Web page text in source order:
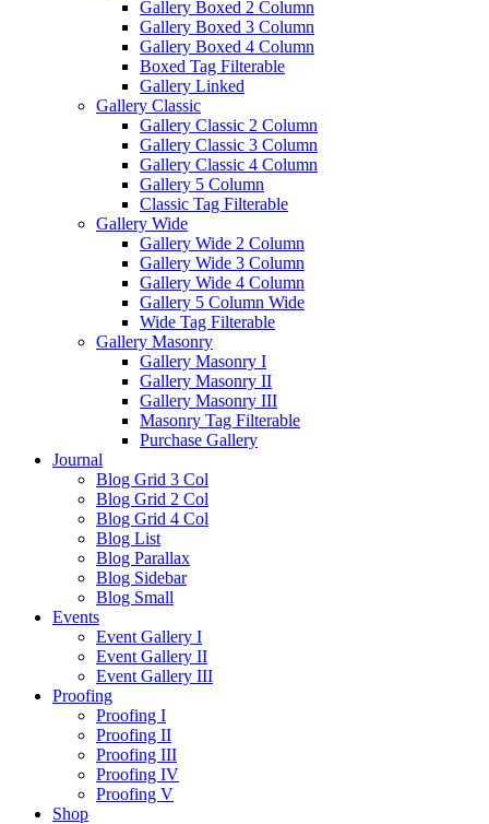
Gallery Boxed 2 Column
Gallery Boxed 3 Column
Gallery Boxed 4 Column
Boxed Tag Filterable
Gallery Linked
Gallery Classic
Gallery Classic 2 Column
Gallery Classic 3 Column
Gallery Classic 4 Column
Gallery 5 Column
Classic Tag Filterable
Gallery Wide
Gallery Wide 2 Column
Gallery Wide 3 Column
Gallery Wide 4 Column
Gallery 5 Column Wide
Wide Tag Filterable
Gallery Masonry
Gallery Masonry I
Gallery Masonry II
Gallery Masonry III
Masonry Tag Filterable
Purchase Gallery
Journal
Blog Grid 3 Col
Blog Grid 2 Col
Blog Grid 4 Col
Blog List
Blog Parallax
Blog Sidebar
Blog Small
Events
Event Gallery I
Event Gallery II
Event Gallery III
Proofing
Proofing I
Proofing II
Proofing III
Proofing IV
Proofing V
Shop